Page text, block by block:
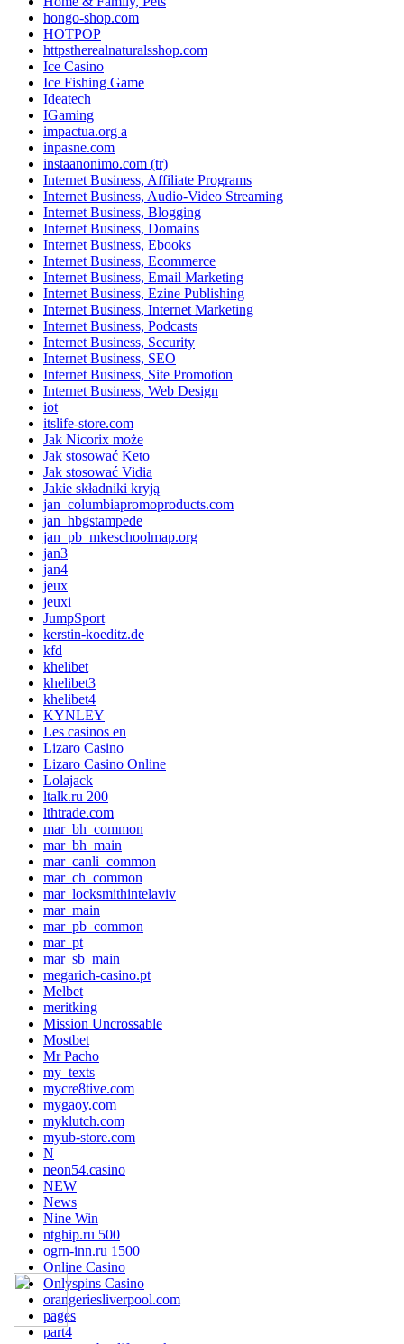
hongo-shop.com
HOTPOP
httpstherealnaturalsshop.com
Ice Casino
Ice Fishing Game
Ideatech
IGaming
impactua.org a
inpasne.com
instaanonimo.com (tr)
Internet Business, Affiliate Programs
Internet Business, Audio-Video Streaming
Internet Business, Blogging
Internet Business, Domains
Internet Business, Ebooks
Internet Business, Ecommerce
Internet Business, Email Marketing
Internet Business, Ezine Publishing
Internet Business, Internet Marketing
Internet Business, Podcasts
Internet Business, Security
Internet Business, SEO
Internet Business, Site Promotion
Internet Business, Web Design
iot
itslife-store.com
Jak Nicorix może
Jak stosować Keto
Jak stosować Vidia
Jakie składniki kryją
jan_columbiapromoproducts.com
jan_hbgstampede
jan_pb_mkeschoolmap.org
jan3
jan4
jeux
jeuxi
JumpSport
kerstin-koeditz.de
kfd
khelibet
khelibet3
khelibet4
KYNLEY
Les casinos en
Lizaro Casino
Lizaro Casino Online
Lolajack
ltalk.ru 200
lthtrade.com
mar_bh_common
mar_bh_main
mar_canli_common
mar_ch_common
mar_locksmithintelaviv
mar_main
mar_pb_common
mar_pt
mar_sb_main
megarich-casino.pt
Melbet
meritking
Mission Uncrossable
Mostbet
Mr Pacho
my_texts
mycre8tive.com
mygaoy.com
myklutch.com
myub-store.com
N
neon54.casino
NEW
News
Nine Win
ntghip.ru 500
ogrn-inn.ru 1500
Online Casino
Onlyspins Casino
orangeriesliverpool.com
pages
part4